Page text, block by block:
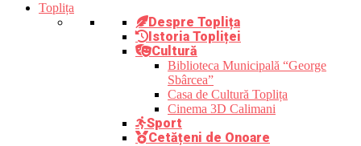
Toplița
Despre Toplița
Istoria Topliței
Cultură
Biblioteca Municipală “George
Sbârcea”
Casa de Cultură Toplița
Cinema 3D Calimani
Sport
Cetățeni de Onoare